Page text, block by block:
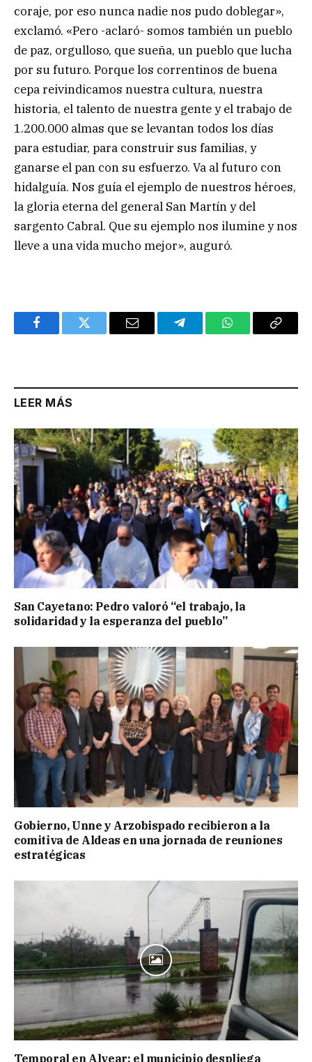
coraje, por eso nunca nadie nos pudo doblegar»,
exclamó. «Pero -aclaró- somos también un pueblo
de paz, orgulloso, que sueña, un pueblo que lucha
por su futuro. Porque los correntinos de buena
cepa reivindicamos nuestra cultura, nuestra
historia, el talento de nuestra gente y el trabajo de
1.200.000 almas que se levantan todos los días
para estudiar, para construir sus familias, y
ganarse el pan con su esfuerzo. Va al futuro con
hidalguía. Nos guía el ejemplo de nuestros héroes,
la gloria eterna del general San Martín y del
sargento Cabral. Que su ejemplo nos ilumine y nos
lleve a una vida mucho mejor», auguró.
FacebookTwitter Email TelegramWhatsAppCopy
LEER MÁS
San Cayetano: Pedro valoró “el trabajo, la
solidaridad y la esperanza del pueblo”
Gobierno, Unne y Arzobispado recibieron a la
comitiva de Aldeas en una jornada de reuniones
estratégicas
Temporal en Alvear: el municipio despliega